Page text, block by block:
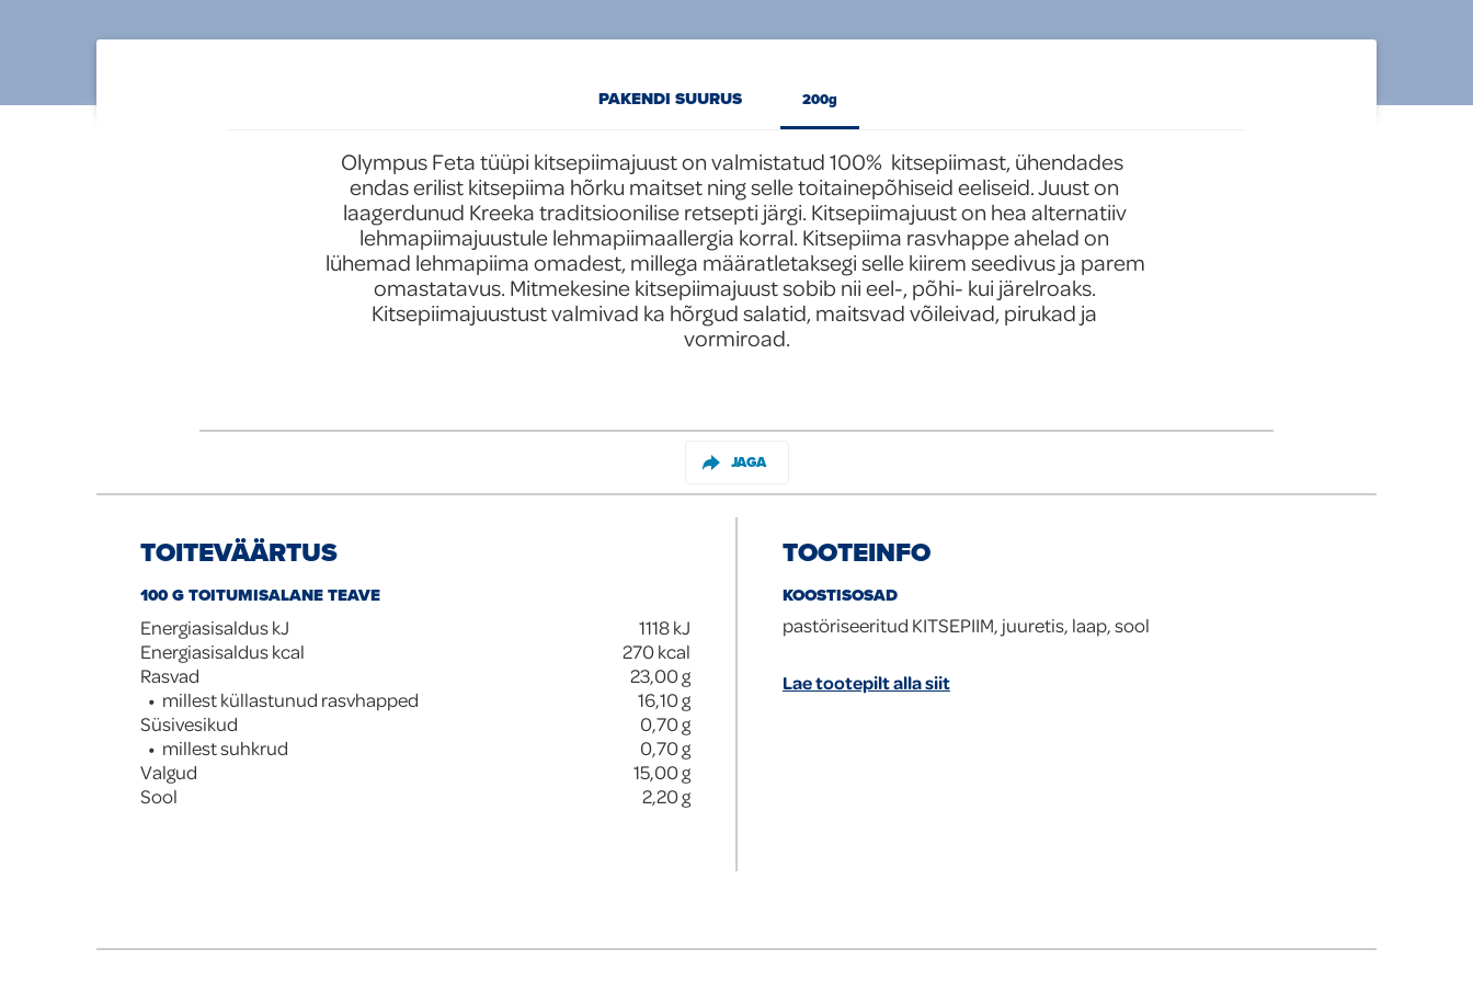
PAKENDI SUURUS 200g
Olympus Feta tüüpi kitsepiimajuust on valmistatud 100%  kitsepiimast, ühendades
endas erilist kitsepiima hõrku maitset ning selle toitainepõhiseid eeliseid. Juust on
laagerdunud Kreeka traditsioonilise retsepti järgi. Kitsepiimajuust on hea alternatiiv
lehmapiimajuustule lehmapiimaallergia korral. Kitsepiima rasvhappe ahelad on
lühemad lehmapiima omadest, millega määratletaksegi selle kiirem seedivus ja parem
omastatavus. Mitmekesine kitsepiimajuust sobib nii eel-, põhi- kui järelroaks.
Kitsepiimajuustust valmivad ka hõrgud salatid, maitsvad võileivad, pirukad ja
vormiroad.
JAGA
TOITEVÄÄRTUS
100 G TOITUMISALANE TEAVE
Energiasisaldus kJ
1118kJ
Energiasisaldus kcal
270kcal
Rasvad
23,00g
millest küllastunud rasvhapped
16,10g
Süsivesikud
0,70g
millest suhkrud
0,70g
Valgud
15,00g
Sool
2,20g
TOOTEINFO
KOOSTISOSAD
pastöriseeritud KITSEPIIM, juuretis, laap, sool
Lae tootepilt alla siit